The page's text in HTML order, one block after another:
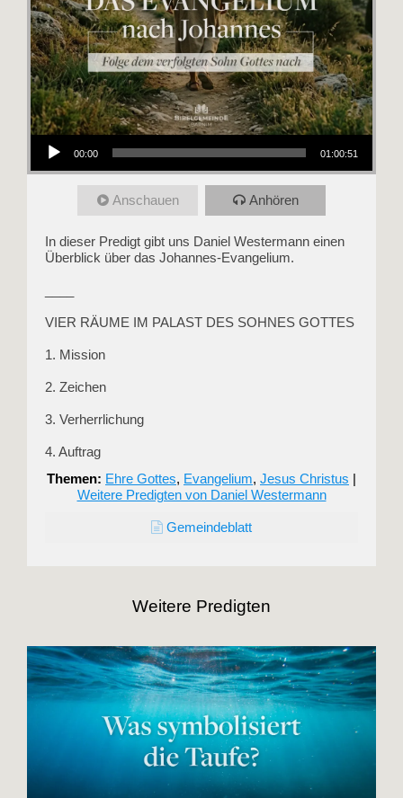
Audio-Player
00:00 01:00:51
Anschauen Anhören
In dieser Predigt gibt uns Daniel Westermann einen
Überblick über das Johannes-Evangelium.
VIER RÄUME IM PALAST DES SOHNES GOTTES
1. Mission
2. Zeichen
3. Verherrlichung
4. Auftrag
Themen: Ehre Gottes, Evangelium, Jesus Christus |
Weitere Predigten von Daniel Westermann
Gemeindeblatt
Weitere Predigten